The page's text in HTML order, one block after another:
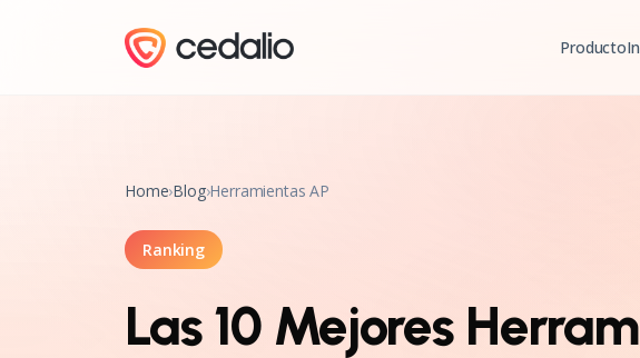
Producto
Home›Blog›Herramientas AP
Ranking
Las 10 Mejores